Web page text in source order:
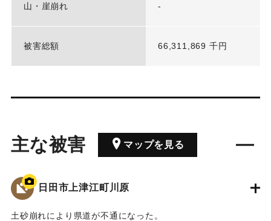
山・崖崩れ -
被害総額 66,311,869 千円
主な被害 マップを見る
日田市上津江町川原
土砂崩れにより県道が不通になった。